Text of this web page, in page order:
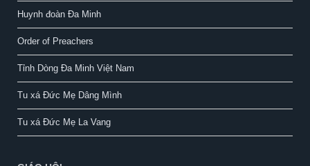
Huynh đoàn Đa Minh
Order of Preachers
Tỉnh Dòng Đa Minh Việt Nam
Tu xá Đức Mẹ Dâng Mình
Tu xá Đức Mẹ La Vang